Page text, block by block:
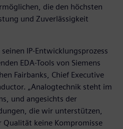
die den höchsten
und Zuverlässigkeit
IP-Entwicklungsprozess
EDA-Tools von Siemens
Fairbanks, Chief Executive
„Analogtechnik steht im
und angesichts der
die wir unterstützen,
keine Kompromisse